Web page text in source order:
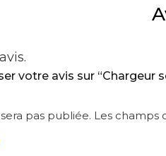
votre avis sur “Chargeur
pas publiée. Les champs